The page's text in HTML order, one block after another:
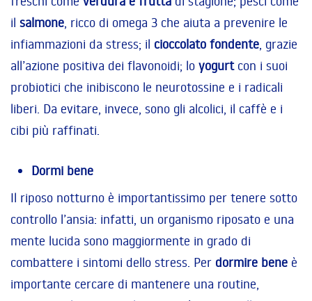
il salmone, ricco di omega 3 che aiuta a prevenire le
infiammazioni da stress; il cioccolato fondente, grazie
all’azione positiva dei flavonoidi; lo yogurtcon i suoi
probiotici che inibiscono le neurotossine e i radicali
liberi. Da evitare, invece, sono gli alcolici, il caffè e i
cibi più raffinati.
Dormi bene
Il riposo notturno è importantissimo per tenere sotto
controllo l’ansia: infatti, un organismo riposato e una
mente lucida sono maggiormente in grado di
combattere i sintomi dello stress. Per dormire bene è
importante cercare di mantenere una routine,